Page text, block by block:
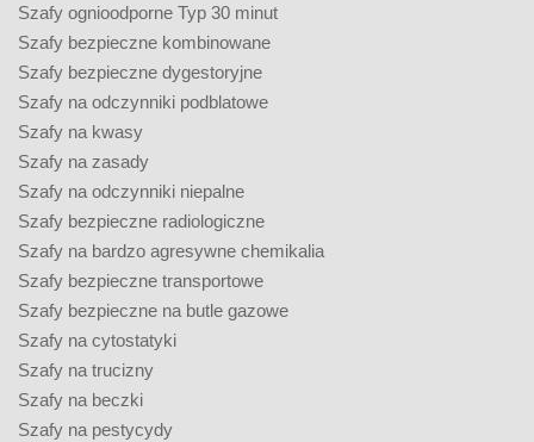
Szafy ognioodporne Typ 30 minut
Szafy bezpieczne kombinowane
Szafy bezpieczne dygestoryjne
Szafy na odczynniki podblatowe
Szafy na kwasy
Szafy na zasady
Szafy na odczynniki niepalne
Szafy bezpieczne radiologiczne
Szafy na bardzo agresywne chemikalia
Szafy bezpieczne transportowe
Szafy bezpieczne na butle gazowe
Szafy na cytostatyki
Szafy na trucizny
Szafy na beczki
Szafy na pestycydy